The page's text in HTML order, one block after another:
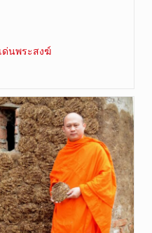
ด่นพระสงฆ์